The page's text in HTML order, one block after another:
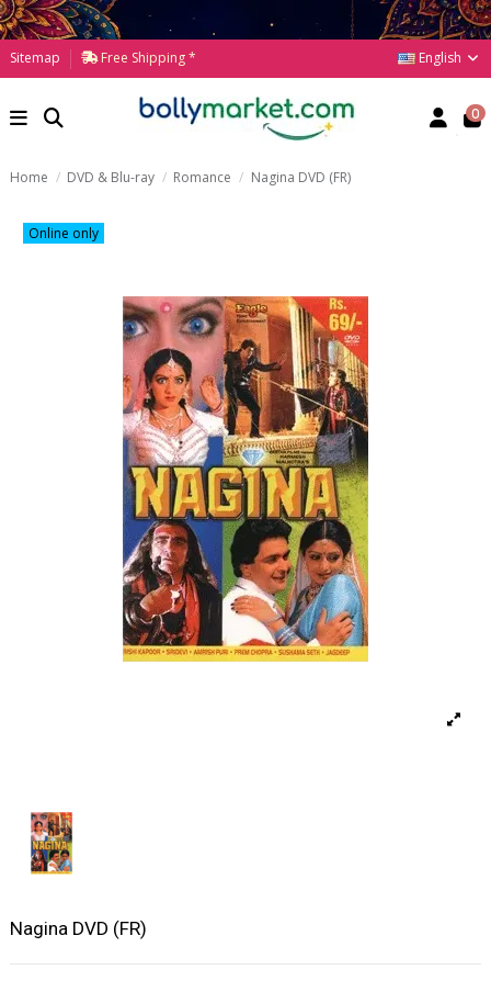
Sitemap Free Shipping * English
0
Home DVD & Blu-ray Romance Nagina DVD (FR)
Online only
Nagina DVD (FR)